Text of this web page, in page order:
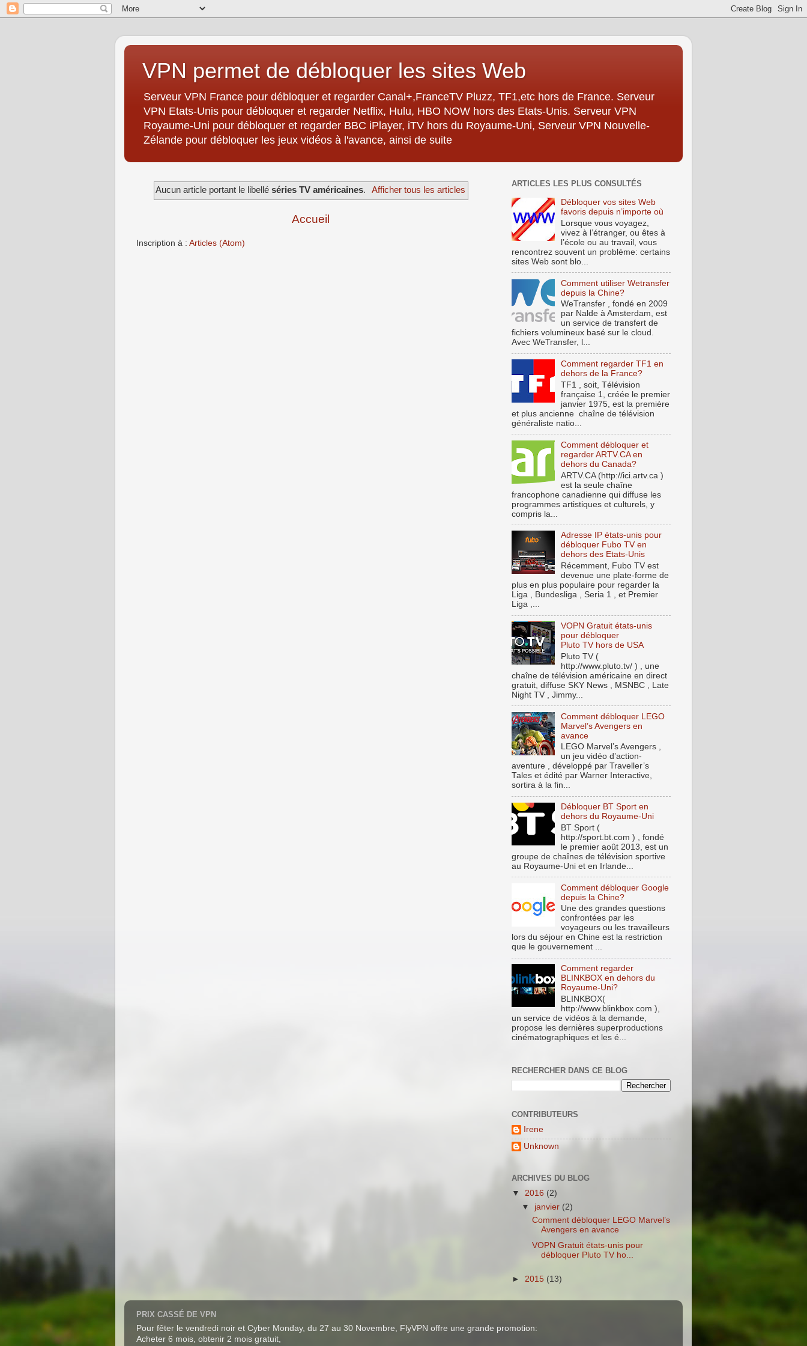
VPN permet de débloquer les sites Web
Serveur VPN France pour débloquer et regarder Canal+,FranceTV Pluzz, TF1,etc hors de France. Serveur
VPN Etats-Unis pour débloquer et regarder Netflix, Hulu, HBO NOW hors des Etats-Unis. Serveur VPN
Royaume-Uni pour débloquer et regarder BBC iPlayer, iTV hors du Royaume-Uni, Serveur VPN Nouvelle-
Zélande pour débloquer les jeux vidéos à l'avance, ainsi de suite
Aucun article portant le libelléséries TV américaines. Afficher tous les articles
Accueil
Inscription à : Articles (Atom)
ARTICLES LES PLUS CONSULTÉS
Débloquer vos sites Web
favoris depuis n’importe où
Lorsque vous voyagez,
vivez à l’étranger, ou êtes à
l’école ou au travail, vous
rencontrez souvent un problème: certains
sites Web sont blo...
Comment utiliser Wetransfer
depuis la Chine?
WeTransfer , fondé en 2009
par Nalde à Amsterdam, est
un service de transfert de
fichiers volumineux basé sur le cloud.
Avec WeTransfer, l...
Comment regarder TF1 en
dehors de la France?
TF1 , soit, Télévision
française 1, créée le premier
janvier 1975, est la première
et plus ancienne chaîne de télévision
généraliste natio...
Comment débloquer et
regarder ARTV.CA en
dehors du Canada?
ARTV.CA (http://ici.artv.ca )
est la seule chaîne
francophone canadienne qui diffuse les
programmes artistiques et culturels, y
compris la...
Adresse IP états-unis pour
débloquer Fubo TV en
dehors des Etats-Unis
Récemment, Fubo TV est
devenue une plate-forme de
plus en plus populaire pour regarder la
Liga , Bundesliga , Seria 1 , et Premier
Liga ,...
VOPN Gratuit états-unis
pour débloquer
Pluto TV hors de USA
Pluto TV (
http://www.pluto.tv/ ) , une
chaîne de télévision américaine en direct
gratuit, diffuse SKY News , MSNBC , Late
Night TV , Jimmy...
Comment débloquer LEGO
Marvel’s Avengers en
avance
LEGO Marvel’s Avengers ,
un jeu vidéo d’action-
aventure , développé par Traveller’s
Tales et édité par Warner Interactive,
sortira à la fin...
Débloquer BT Sport en
dehors du Royaume-Uni
BT Sport (
http://sport.bt.com ) , fondé
le premier août 2013, est un
groupe de chaînes de télévision sportive
au Royaume-Uni et en Irlande...
Comment débloquer Google
depuis la Chine?
Une des grandes questions
confrontées par les
voyageurs ou les travailleurs
lors du séjour en Chine est la restriction
que le gouvernement ...
Comment regarder
BLINKBOX en dehors du
Royaume-Uni?
BLINKBOX(
http://www.blinkbox.com ),
un service de vidéos à la demande,
propose les dernières superproductions
cinématographiques et les é...
RECHERCHER DANS CE BLOG
CONTRIBUTEURS
Irene
Unknown
ARCHIVES DU BLOG
▼ 2016 (2)
▼ janvier (2)
Comment débloquer LEGO Marvel’s
Avengers en avance
VOPN Gratuit états-unis pour
débloquer Pluto TV ho...
► 2015 (13)
PRIX CASSÉ DE VPN
Pour fêter le vendredi noir et Cyber Monday, du 27 au 30 Novembre, FlyVPN offre une grande promotion:
Acheter 6 mois, obtenir 2 mois gratuit,